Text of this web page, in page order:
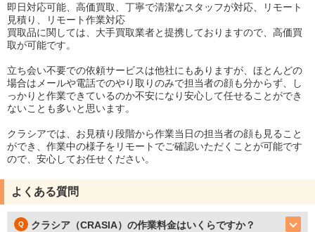
即日対応可能、高価買取、丁寧で清潔なスタッフが対応、リモート
見積り、リモート作業対応
買取品に関しては、大手買取業者と提携しておりますので、高価買
取が可能です。
立ち会い不要での依頼サービスは他社にもありますが、ほとんどの
場合はメールや電話でのやり取りのみで担当者の顔も分からず、し
っかりと作業できているのか不安になり安心して任せることができ
ないことも多いと思います。
クラシアでは、お見積り段階から作業当日の担当者の顔も見ること
ができ、作業中の様子をリモートでご確認いただくことが可能です
ので、安心してお任せください。
よくある質問
クラシア（CRASIA）の作業料金はいくらですか？